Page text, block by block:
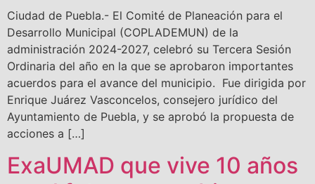
Ciudad de Puebla.- El Comité de Planeación para el
Desarrollo Municipal (COPLADEMUN) de la
administración 2024-2027, celebró su Tercera Sesión
Ordinaria del año en la que se aprobaron importantes
acuerdos para el avance del municipio. Fue dirigida por
Enrique Juárez Vasconcelos, consejero jurídico del
Ayuntamiento de Puebla, y se aprobó la propuesta de
acciones a […]
ExaUMAD que vive 10 años